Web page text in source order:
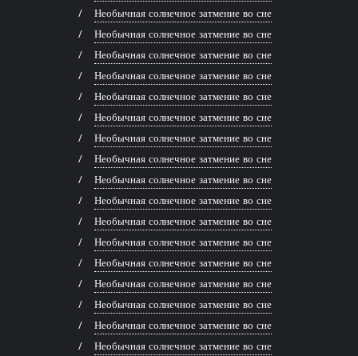
Необычная солнечное затмение во сне
Необычная солнечное затмение во сне
Необычная солнечное затмение во сне
Необычная солнечное затмение во сне
Необычная солнечное затмение во сне
Необычная солнечное затмение во сне
Необычная солнечное затмение во сне
Необычная солнечное затмение во сне
Необычная солнечное затмение во сне
Необычная солнечное затмение во сне
Необычная солнечное затмение во сне
Необычная солнечное затмение во сне
Необычная солнечное затмение во сне
Необычная солнечное затмение во сне
Необычная солнечное затмение во сне
Необычная солнечное затмение во сне
Необычная солнечное затмение во сне